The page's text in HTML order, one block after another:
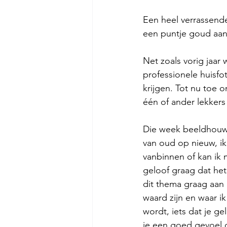
Een heel
een puntje goud
Net zoals vorig jaar
professionele
krijgen. Tot nu toe
één of ander
Die week
van oud op nieuw,
vanbinnen of kan ik
geloof graag dat
dit thema graag
waard zijn en waar
wordt, iets dat je